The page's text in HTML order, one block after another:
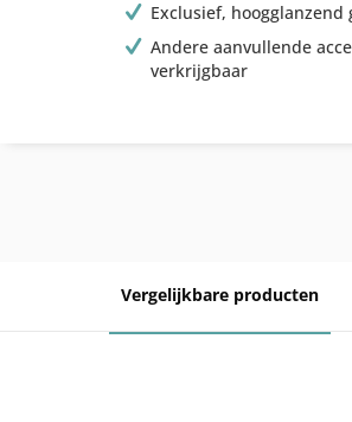
Exclusief,
Andere aanvullende
verkrijgbaar
Vergelijkbare producten